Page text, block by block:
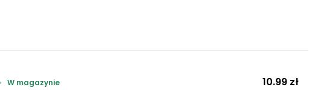
W magazynie 10.99 zł